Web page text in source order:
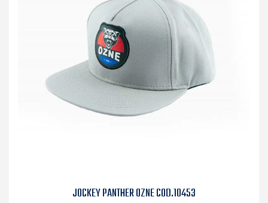
JOCKEY PANTHER OZNE COD.10453